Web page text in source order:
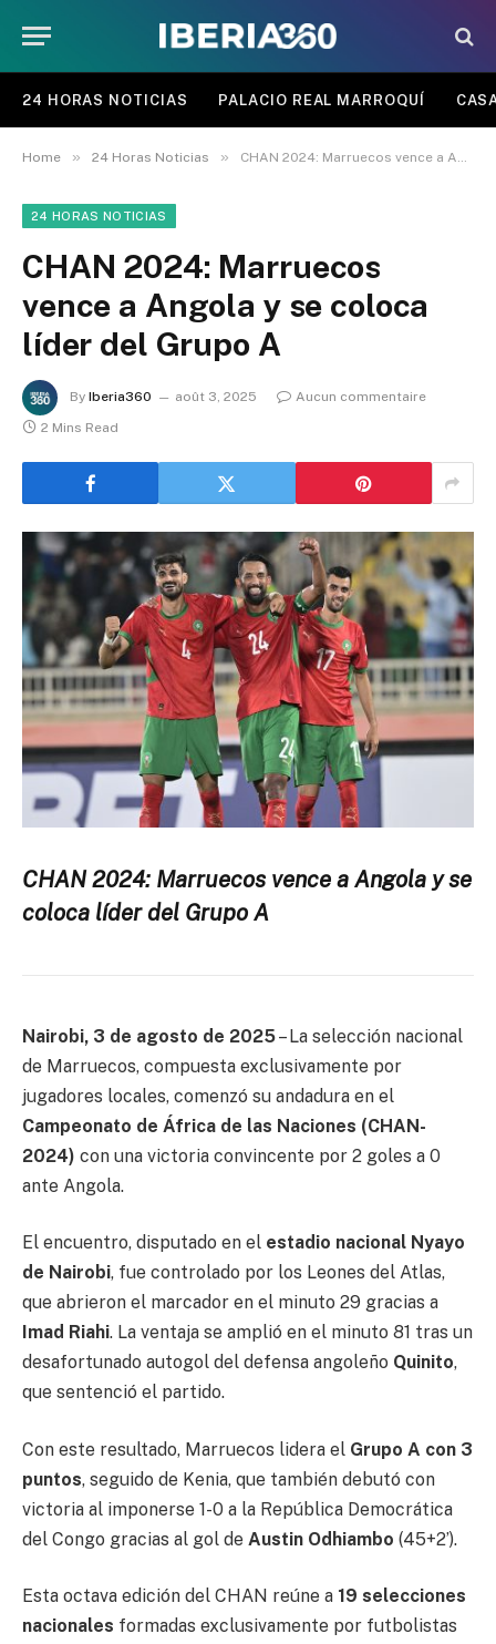
24 HORAS NOTICIAS PALACIO REAL MARROQUÍ
Home » 24 Horas Noticias » CHAN 2024: Marruecos vence a Angola y se coloca líder del Grupo A
24 HORAS NOTICIAS
CHAN 2024: Marruecos
vence a Angola y se coloca
líder del Grupo A
By Iberia360 août 3, 2025
Aucun commentaire
2 Mins Read
CHAN 2024: Marruecos vence a Angola y se
coloca líder del Grupo A
Nairobi, 3 de agosto de 2025– La selección nacional
de Marruecos, compuesta exclusivamente por
jugadores locales, comenzó su andadura en el
Campeonato de África de las Naciones (CHAN-
2024) con una victoria convincente por 2 goles a 0
ante Angola.
El encuentro, disputado en el estadio nacional Nyayo
de Nairobi, fue controlado por los Leones del Atlas,
que abrieron el marcador en el minuto 29 gracias a
Imad Riahi. La ventaja se amplió en el minuto 81 tras un
desafortunado autogol del defensa angoleño Quinito,
que sentenció el partido.
Con este resultado, Marruecos lidera el Grupo A con 3
puntos, seguido de Kenia, que también debutó con
victoria al imponerse 1-0 a la República Democrática
del Congo gracias al gol de Austin Odhiambo (45+2’).
Esta octava edición del CHAN reúne a 19 selecciones
nacionales formadas exclusivamente por futbolistas